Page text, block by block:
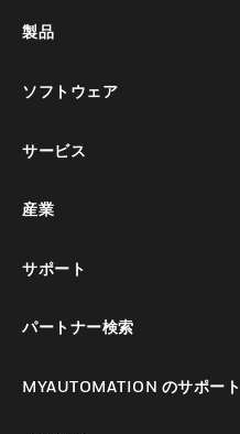
製品
ソフトウェア
サービス
産業
サポート
パートナー検索
MYAUTOMATION のサポート